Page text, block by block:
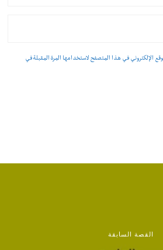
الإلكتروني في هذا المتصفح لاستخدامها المرة المقبلة في
القصة السابقة